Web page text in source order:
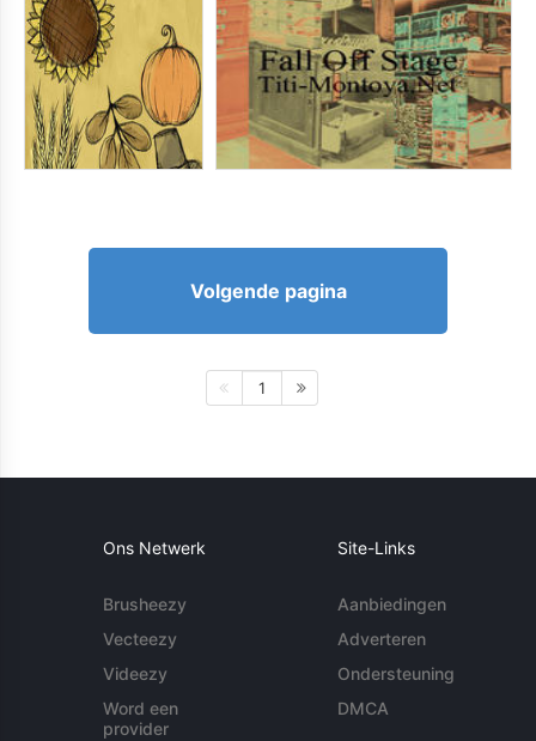
Volgende pagina
1
Ons Netwerk
Brusheezy
Vecteezy
Videezy
Word een
provider
Site-Links
Aanbiedingen
Adverteren
Ondersteuning
DMCA